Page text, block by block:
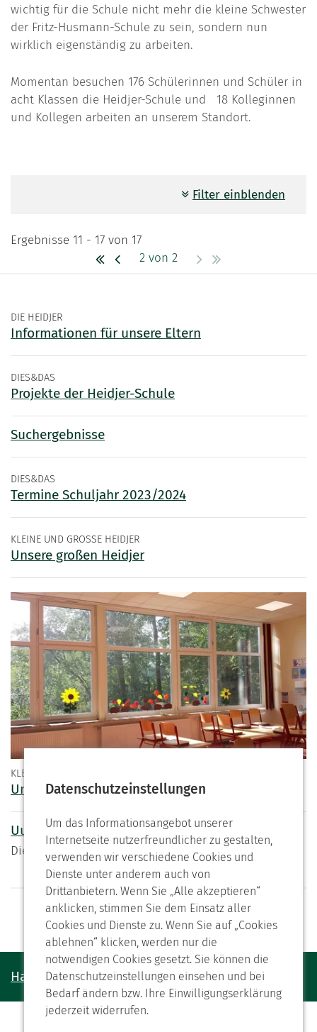
Datenschutzeinstellungen
Um das Informationsangebot unserer
Internetseite nutzerfreundlicher zu gestalten,
verwenden wir verschiedene Cookies und
Dienste unter anderem auch von
Drittanbietern. Wenn Sie „Alle akzeptieren“
anklicken, stimmen Sie dem Einsatz aller
Cookies und Dienste zu. Wenn Sie auf „Cookies
ablehnen“ klicken, werden nur die
notwendigen Cookies gesetzt. Sie können die
Datenschutzeinstellungen einsehen und bei
Bedarf ändern bzw. Ihre Einwilligungserklärung
jederzeit widerrufen.
wichtig für die Schule nicht mehr die kleine Schwester
der Fritz-Husmann-Schule zu sein, sondern nun
wirklich eigenständig zu arbeiten.
Momentan besuchen 176 Schülerinnen und Schüler in
acht Klassen die Heidjer-Schule und 18 Kolleginnen
und Kollegen arbeiten an unserem Standort.
Filter einblenden
Ergebnisse 11 - 17 von 17
2 von 2
DIE HEIDJER
Informationen für unsere Eltern
DIES&DAS
Projekte der Heidjer-Schule
Suchergebnisse
DIES&DAS
Termine Schuljahr 2023/2024
KLEINE UND GROSSE HEIDJER
Unsere großen Heidjer
KLEINE UND GROSSE HEIDJER
Unsere kleinen Heidjer
Uups! Es ist ein Fehler aufgetreten.
Die Seite wurde nicht gefunden
2 von 2
Haben Sie noch Fragen?